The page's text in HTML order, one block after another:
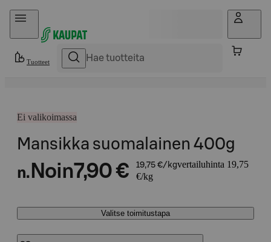
Hyppää sisältöön
Tuotteet
Ei valikoimassa
Mansikka suomalainen 400g
n. Noin7,90 € 19,75 €/kgvertailuhinta 19,75
€/kg
Valitse toimitustapa